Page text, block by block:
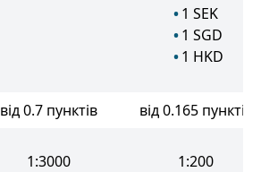
1 SEK
1 SGD
1 HKD
від 0.7 пунктів
від 0.165 пунктів
1:3000 1:200